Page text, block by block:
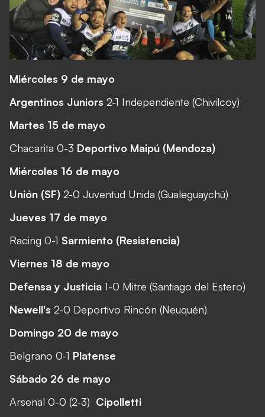
Miércoles 9 de mayo
Argentinos Juniors 2-1 Independiente (Chivilcoy)
Martes 15 de mayo
Chacarita 0-3 Deportivo Maipú (Mendoza)
Miércoles 16 de mayo
Unión (SF) 2-0 Juventud Unida (Gualeguaychú)
Jueves 17 de mayo
Racing 0-1 Sarmiento (Resistencia)
Viernes 18 de mayo
Defensa y Justicia 1-0 Mitre (Santiago del Estero)
Newell's 2-0 Deportivo Rincón (Neuquén)
Domingo 20 de mayo
Belgrano 0-1 Platense
Sábado 26 de mayo
Arsenal 0-0 (2-3) Cipolletti